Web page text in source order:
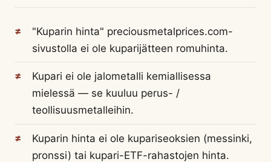
"Kuparin hinta" preciousmetalprices.com-
sivustolla ei ole kuparijätteen romuhinta.
Kupari ei ole jalometalli kemiallisessa
mielessä — se kuuluu perus- /
teollisuusmetalleihin.
Kuparin hinta ei ole kupariseoksien (messinki,
pronssi) tai kupari-ETF-rahastojen hinta.